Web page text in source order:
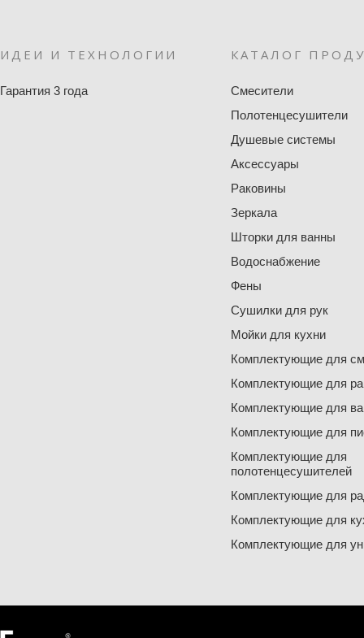
ИДЕИ И ТЕХНОЛОГИИ
Гарантия 3 года
КАТАЛОГ
Смесители
Полотенцесушители
Душевые системы
Аксессуары
Раковины
Зеркала
Шторки для ванны
Водоснабжение
Фены
Сушилки для рук
Мойки для кухни
Комплектующие для
Комплектующие для
Комплектующие для
Комплектующие для
Комплектующие для
полотенцесушителей
Комплектующие для
Комплектующие для
Комплектующие для